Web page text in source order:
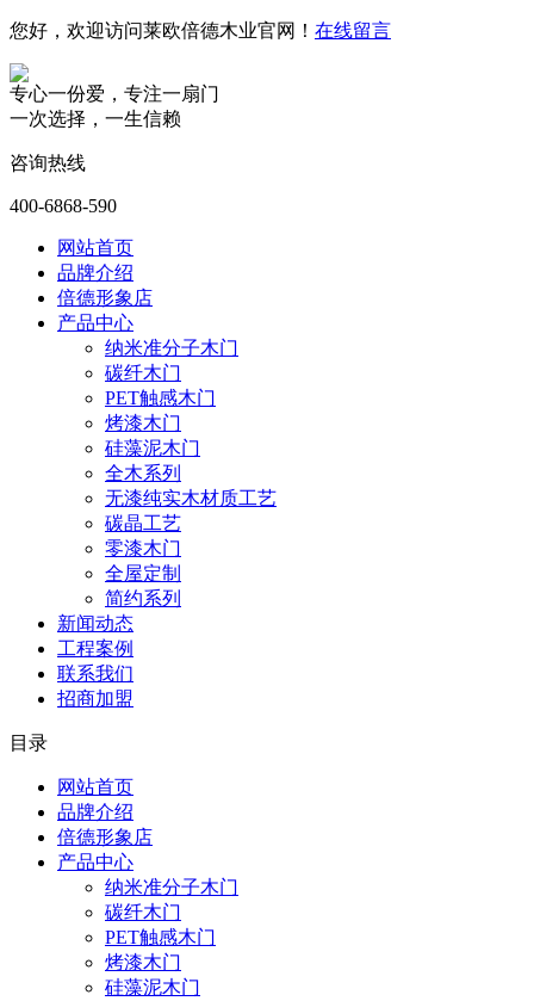
您好，欢迎访问莱欧倍德木业官网！ 在线留言
专心一份爱，专注一扇门
一次选择，一生信赖
咨询热线
400-6868-590
网站首页
品牌介绍
倍德形象店
产品中心
纳米准分子木门
碳纤木门
PET触感木门
烤漆木门
硅藻泥木门
全木系列
无漆纯实木材质工艺
碳晶工艺
零漆木门
全屋定制
简约系列
新闻动态
工程案例
联系我们
招商加盟
目录
网站首页
品牌介绍
倍德形象店
产品中心
纳米准分子木门
碳纤木门
PET触感木门
烤漆木门
硅藻泥木门